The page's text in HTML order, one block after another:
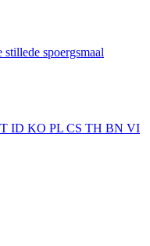
stillede spoergsmaal
ID KO PL CS TH BN VI